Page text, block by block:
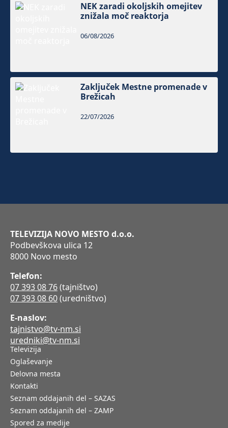
NEK zaradi okoljskih omejitev
znižala moč reaktorja
06/08/2026
Zaključek Mestne promenade v
Brežicah
22/07/2026
TELEVIZIJA NOVO MESTO d.o.o.
Podbevškova ulica 12
8000 Novo mesto
Telefon:
07 393 08 76(tajništvo)
07 393 08 60(uredništvo)
E-naslov:
tajnistvo@tv-nm.si
uredniki@tv-nm.si
Televizija
Oglaševanje
Delovna mesta
Kontakti
Seznam oddajanih del – SAZAS
Seznam oddajanih del – ZAMP
Spored za medije